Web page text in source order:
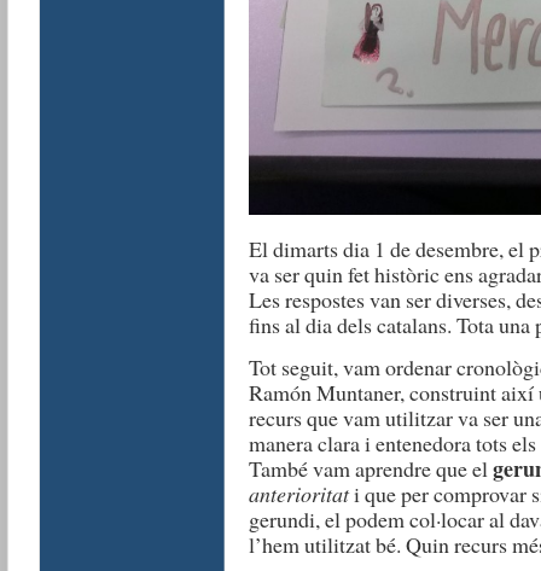
El dimarts dia 1 de desembre, el
va ser quin fet històric ens
Les respostes van ser diverses,
fins al dia dels catalans. Tota
Tot seguit, vam ordenar
Ramón Muntaner, construint
recurs que vam utilitzar va ser
manera clara i entenedora tots
També vam aprendre que el
anterioritati que per comprovar
gerundi, el podem col·locar al
l’hem utilitzat bé. Quin recurs